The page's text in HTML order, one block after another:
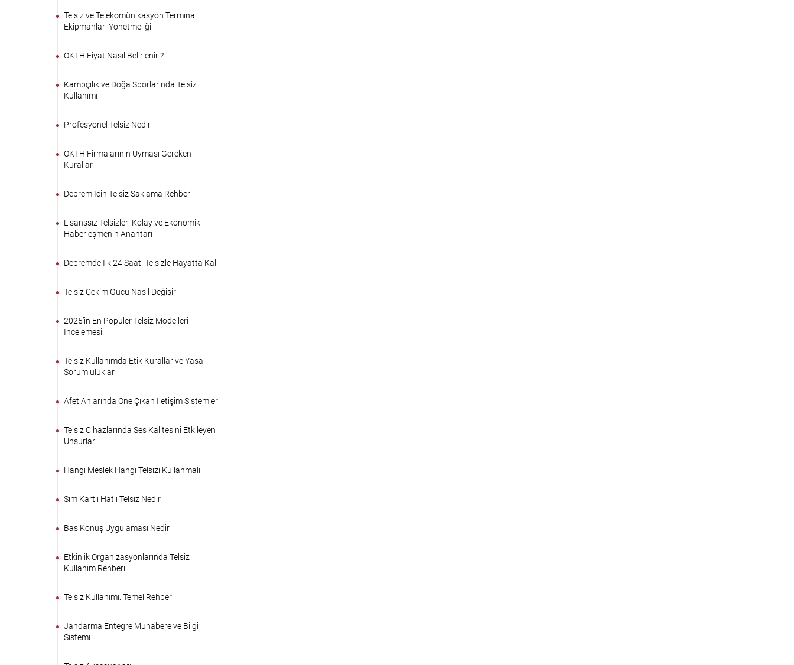
Telsiz ve Telekomünikasyon Terminal
Ekipmanları Yönetmeliği
OKTH Fiyat Nasıl Belirlenir ?
Kampçılık ve Doğa Sporlarında Telsiz
Kullanımı
Profesyonel Telsiz Nedir
OKTH Firmalarının Uyması Gereken
Kurallar
Deprem İçin Telsiz Saklama Rehberi
Lisanssız Telsizler: Kolay ve Ekonomik
Haberleşmenin Anahtarı
Depremde İlk 24 Saat: Telsizle Hayatta Kal
Telsiz Çekim Gücü Nasıl Değişir
2025’in En Popüler Telsiz Modelleri
İncelemesi
Telsiz Kullanımda Etik Kurallar ve Yasal
Sorumluluklar
Afet Anlarında Öne Çıkan İletişim Sistemleri
Telsiz Cihazlarında Ses Kalitesini Etkileyen
Unsurlar
Hangi Meslek Hangi Telsizi Kullanmalı
Sim Kartlı Hatlı Telsiz Nedir
Bas Konuş Uygulaması Nedir
Etkinlik Organizasyonlarında Telsiz
Kullanım Rehberi
Telsiz Kullanımı: Temel Rehber
Jandarma Entegre Muhabere ve Bilgi
Sistemi